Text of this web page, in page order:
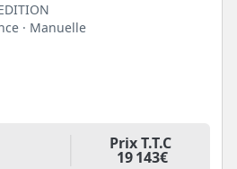
· Manuelle
Prix T.T.C
19 143€